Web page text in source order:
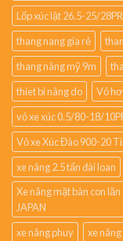
Lốp xúc lật 26.5-25/
thang nang gia rẻ
thang nâng mỹ 9m
thiet bi nâng do
Vỏ
vỏ xe xúc 0.5/80-18/
Vỏ xe Xúc Đào 900-20
xe nâng 2.5 tấn đài loan
Xe nâng mặt bàn con
JAPAN
xe nâng phuy
xe